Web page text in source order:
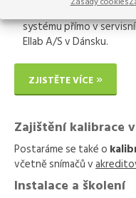
bezdrátového i
systému přímo v
Ellab A/S v Dánsku.
ZJISTĚTE VÍCE
Zajištění kalibrace
Postaráme se také o
včetně snímačů v
Instalace a školení